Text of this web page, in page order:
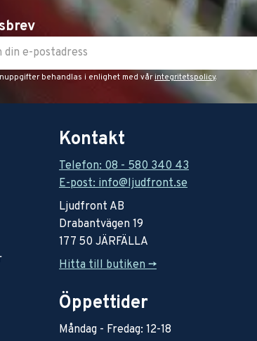
behandlas i enlighet med vårintegritetspolicy.
Kontakt
Telefon: 08 - 580 340 43
E-post: info@ljudfront.se
Ljudfront AB
Drabantvägen 19
177 50 JÄRFÄLLA
Hitta till butiken ->
Öppettider
Måndag - Fredag: 12-18